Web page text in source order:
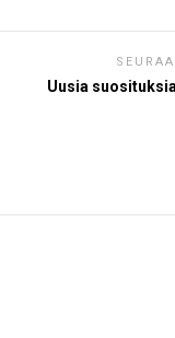
Uusia